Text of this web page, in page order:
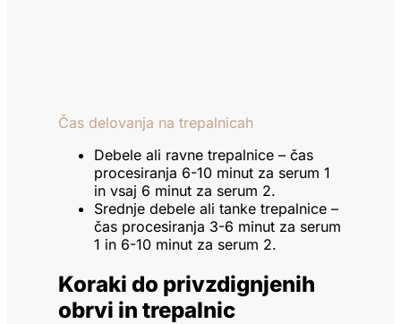
Čas delovanja na trepalnicah
Debele ali ravne trepalnice – čas
procesiranja 6-10 minut za serum 1
in vsaj 6 minut za serum 2.
Srednje debele ali tanke trepalnice –
čas procesiranja 3-6 minut za serum
1 in 6-10 minut za serum 2.
Koraki do privzdignjenih
obrvi in trepalnic